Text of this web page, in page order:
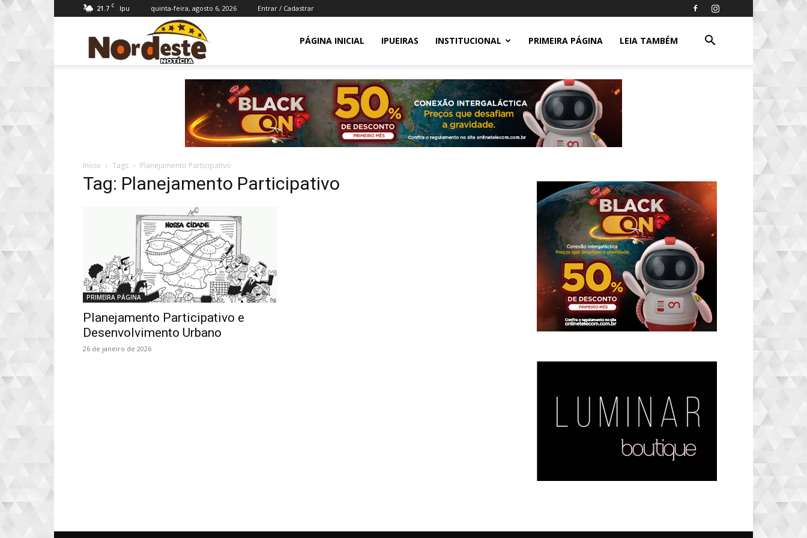
21.7 C Ipu quinta-feira, agosto 6, 2026 Entrar / Cadastrar
Notícia
PÁGINA INICIAL IPUEIRAS INSTITUCIONAL PRIMEIRA PÁGINA LEIA TAMBÉM
Início Tags Planejamento Participativo
Tag: Planejamento Participativo
PRIMEIRA PÁGINA
Planejamento Participativo e
Desenvolvimento Urbano
26 de janeiro de 2026